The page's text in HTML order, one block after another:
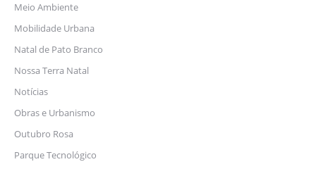
Meio Ambiente
Mobilidade Urbana
Natal de Pato Branco
Nossa Terra Natal
Notícias
Obras e Urbanismo
Outubro Rosa
Parque Tecnológico